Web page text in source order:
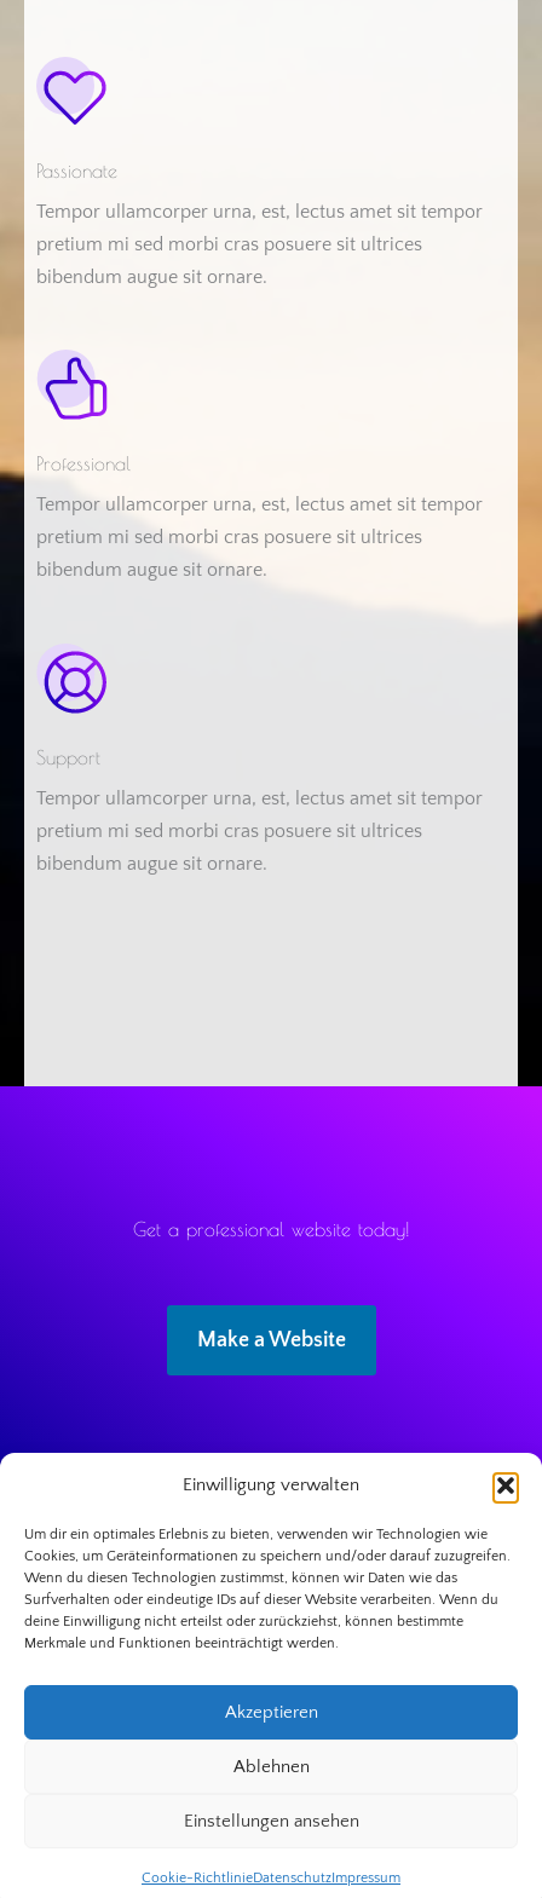
Einwilligung verwalten
Um dir ein optimales Erlebnis zu bieten, verwenden wir Technologien wie
Cookies, um Geräteinformationen zu speichern und/oder darauf zuzugreifen.
Wenn du diesen Technologien zustimmst, können wir Daten wie das
Surfverhalten oder eindeutige IDs auf dieser Website verarbeiten. Wenn du
deine Einwilligung nicht erteilst oder zurückziehst, können bestimmte
Merkmale und Funktionen beeinträchtigt werden.
Akzeptieren
Ablehnen
Einstellungen ansehen
Cookie-RichtlinieDatenschutzImpressum
Passionate
Tempor ullamcorper urna, est, lectus amet sit tempor
pretium mi sed morbi cras posuere sit ultrices
bibendum augue sit ornare.
Professional
Tempor ullamcorper urna, est, lectus amet sit tempor
pretium mi sed morbi cras posuere sit ultrices
bibendum augue sit ornare.
Support
Tempor ullamcorper urna, est, lectus amet sit tempor
pretium mi sed morbi cras posuere sit ultrices
bibendum augue sit ornare.
Get a professional website today!
Make a Website
Impressum
Datenschutz
Kontakt
Cookie-Richtlinie (EU)